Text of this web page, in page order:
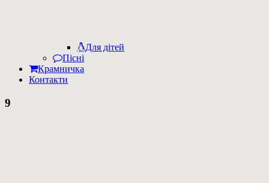
Для дітей
Пісні
Крамничка
Контакти
9